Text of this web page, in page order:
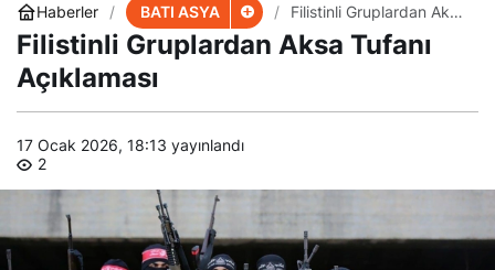
Haberler BATI ASYA
Filistinli Gruplardan Aksa
Tufanı Açıklaması
Filistinli Gruplardan Aksa Tufanı
Açıklaması
17 Ocak 2026, 18:13 yayınlandı
2